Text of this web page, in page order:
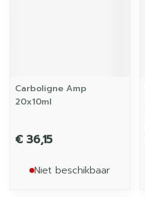
Carboligne Amp
20x10ml
€ 36,15
Niet beschikbaar